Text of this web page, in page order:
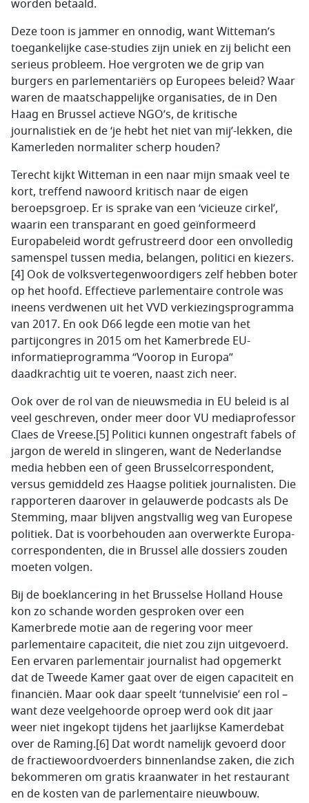
worden betaald.
Deze toon is jammer en onnodig, want Witteman’s
toegankelijke case-studies zijn uniek en zij belicht een
serieus probleem. Hoe vergroten we de grip van
burgers en parlementariërs op Europees beleid? Waar
waren de maatschappelijke organisaties, de in Den
Haag en Brussel actieve NGO’s, de kritische
journalistiek en de ‘je hebt het niet van mij’-lekken, die
Kamerleden normaliter scherp houden?
Terecht kijkt Witteman in een naar mijn smaak veel te
kort, treffend nawoord kritisch naar de eigen
beroepsgroep. Er is sprake van een ‘vicieuze cirkel’,
waarin een transparant en goed geïnformeerd
Europabeleid wordt gefrustreerd door een onvolledig
samenspel tussen media, belangen, politici en kiezers.
[4] Ook de volksvertegenwoordigers zelf hebben boter
op het hoofd. Effectieve parlementaire controle was
ineens verdwenen uit het VVD verkiezingsprogramma
van 2017. En ook D66 legde een motie van het
partijcongres in 2015 om het Kamerbrede EU-
informatieprogramma “Voorop in Europa”
daadkrachtig uit te voeren, naast zich neer.
Ook over de rol van de nieuwsmedia in EU beleid is al
veel geschreven, onder meer door VU mediaprofessor
Claes de Vreese.[5] Politici kunnen ongestraft fabels of
jargon de wereld in slingeren, want de Nederlandse
media hebben een of geen Brusselcorrespondent,
versus gemiddeld zes Haagse politiek journalisten. Die
rapporteren daarover in gelauwerde podcasts als De
Stemming, maar blijven angstvallig weg van Europese
politiek. Dat is voorbehouden aan overwerkte Europa-
correspondenten, die in Brussel alle dossiers zouden
moeten volgen.
Bij de boeklancering in het Brusselse Holland House
kon zo schande worden gesproken over een
Kamerbrede motie aan de regering voor meer
parlementaire capaciteit, die niet zou zijn uitgevoerd.
Een ervaren parlementair journalist had opgemerkt
dat de Tweede Kamer gaat over de eigen capaciteit en
financiën. Maar ook daar speelt ‘tunnelvisie’ een rol –
want deze veelgehoorde oproep werd ook dit jaar
weer niet ingekopt tijdens het jaarlijkse Kamerdebat
over de Raming.[6] Dat wordt namelijk gevoerd door
de fractiewoordvoerders binnenlandse zaken, die zich
bekommeren om gratis kraanwater in het restaurant
en de kosten van de parlementaire nieuwbouw.